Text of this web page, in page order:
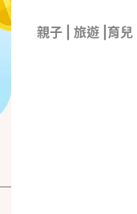
親子 | 旅遊 |育兒